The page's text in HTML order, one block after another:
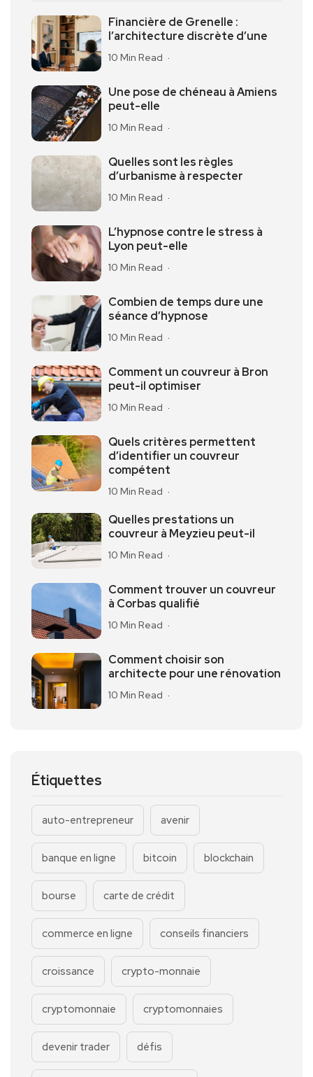
Financière de Grenelle :
l’architecture discrète d’une
10 Min Read
Une pose de chéneau à Amiens
peut-elle
10 Min Read
Quelles sont les règles
d’urbanisme à respecter
10 Min Read
L’hypnose contre le stress à
Lyon peut-elle
10 Min Read
Combien de temps dure une
séance d’hypnose
10 Min Read
Comment un couvreur à Bron
peut-il optimiser
10 Min Read
Quels critères permettent
d’identifier un couvreur
compétent
10 Min Read
Quelles prestations un
couvreur à Meyzieu peut-il
10 Min Read
Comment trouver un couvreur
à Corbas qualifié
10 Min Read
Comment choisir son
architecte pour une rénovation
10 Min Read
Étiquettes
auto-entrepreneur avenir
banque en ligne bitcoin blockchain
bourse carte de crédit
commerce en ligne conseils financiers
croissance crypto-monnaie
cryptomonnaie cryptomonnaies
devenir trader défis